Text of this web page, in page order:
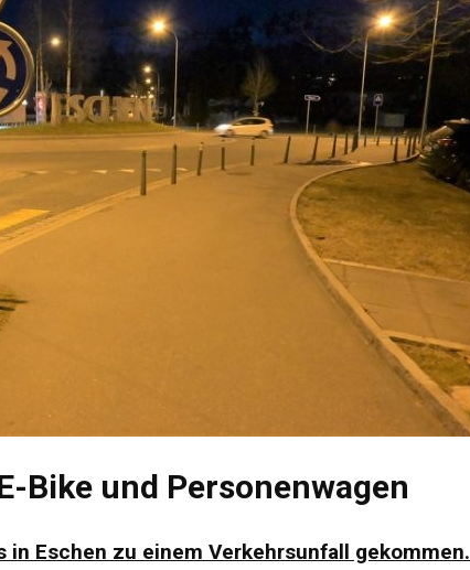
Bike und Personenwagen
in Eschen zu einem Verkehrsunfall gekommen.